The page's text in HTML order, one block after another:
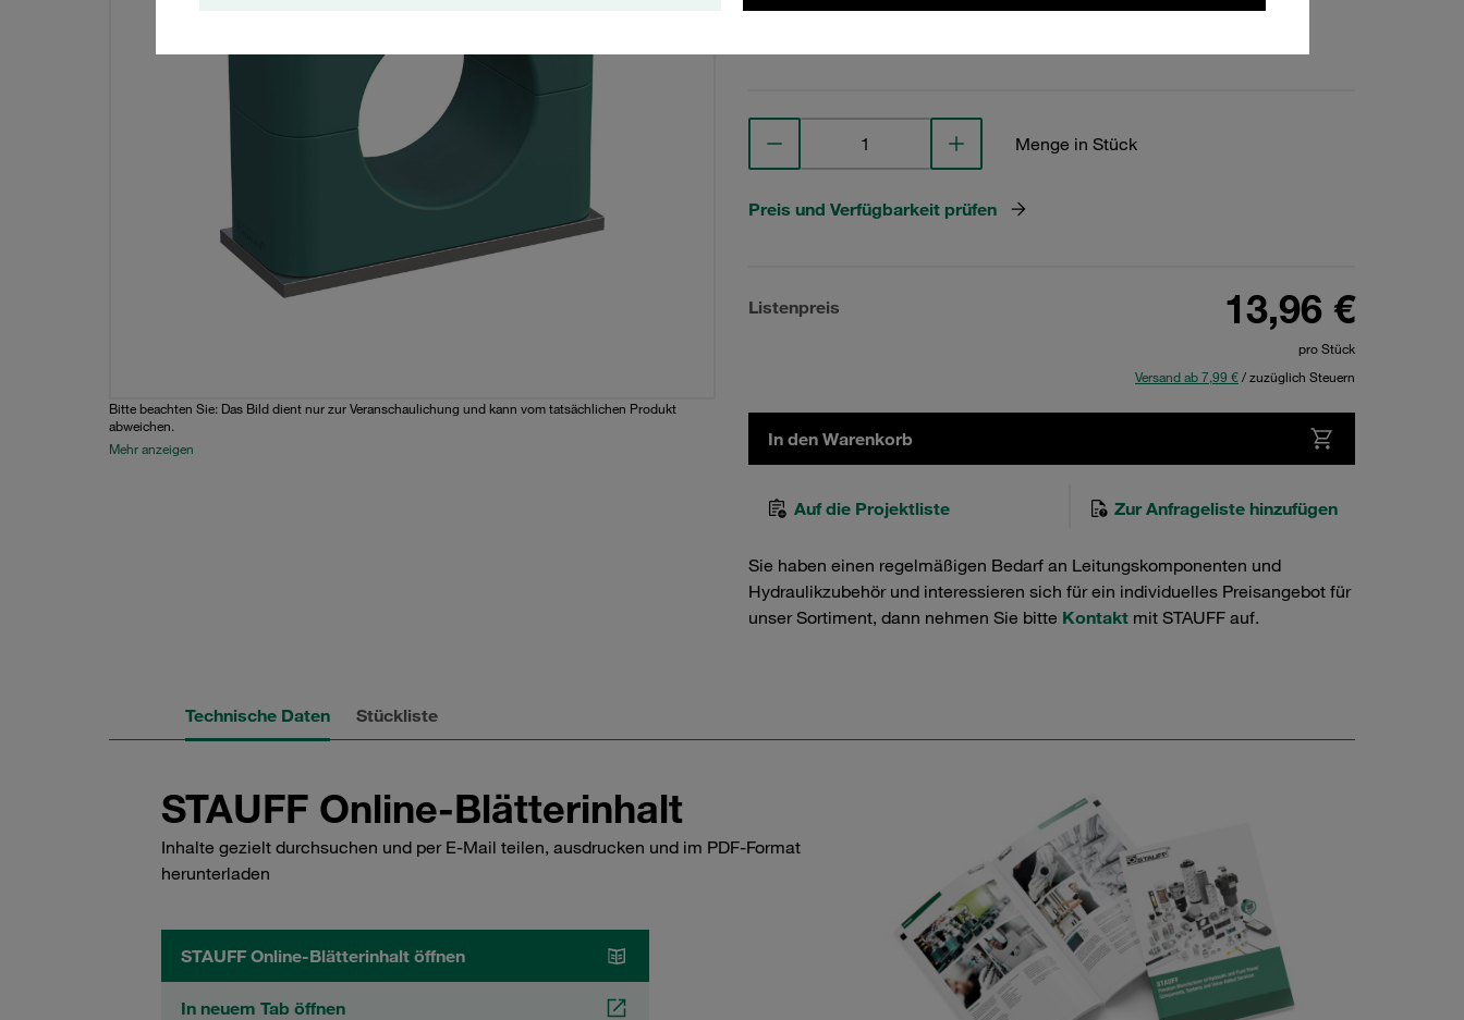
Bitte beachten Sie: Das Bild dient nur zur Veranschaulichung und kann vom tatsächlichen Produkt
abweichen.
Mehr anzeigen
Menge in Stück
Preis und Verfügbarkeit prüfen
Listenpreis 13,96 €
pro Stück
Versand ab 7,99 €/ zuzüglich Steuern
In den Warenkorb
Auf die Projektliste Zur Anfrageliste hinzufügen
Sie haben einen regelmäßigen Bedarf an Leitungskomponenten und
Hydraulikzubehör und interessieren sich für ein individuelles Preisangebot für
unser Sortiment, dann nehmen Sie bitte Kontakt mit STAUFF auf.
Technische Daten Stückliste
STAUFF Online-Blätterinhalt
Inhalte gezielt durchsuchen und per E-Mail teilen, ausdrucken und im PDF-Format
herunterladen
STAUFF Online-Blätterinhalt öffnen
In neuem Tab öffnen